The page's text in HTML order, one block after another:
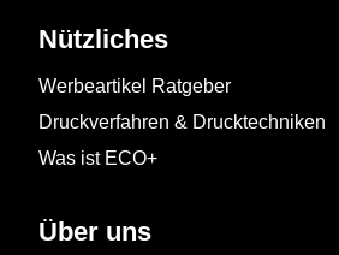
Nützliches
Werbeartikel Ratgeber
Druckverfahren & Drucktechniken
Was ist ECO+
Über uns